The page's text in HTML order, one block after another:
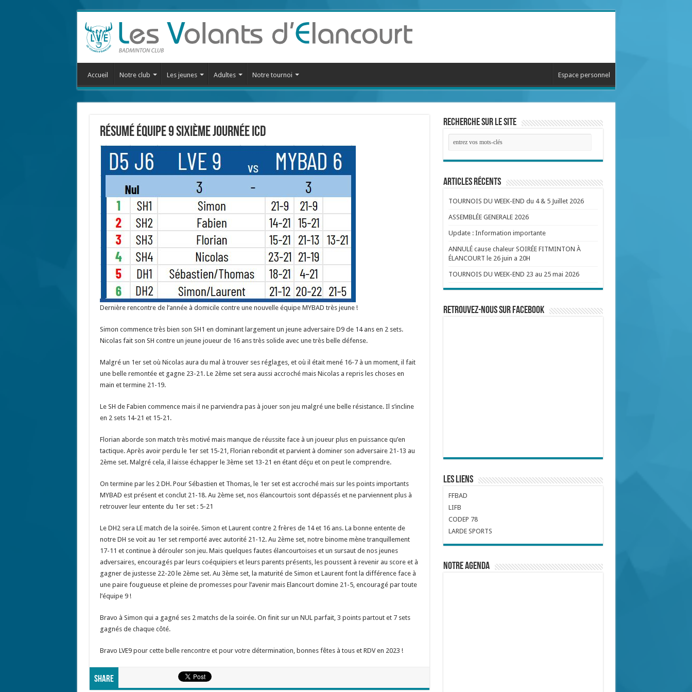
Accueil Notre club Les jeunes Adultes Notre tournoi Espace personnel
Résumé équipe 9 sixième journée ICD
Dernière rencontre de l’année à domicile contre une nouvelle équipe MYBAD très jeune !
Simon commence très bien son SH1 en dominant largement un jeune adversaire D9 de 14 ans en 2 sets.
Nicolas fait son SH contre un jeune joueur de 16 ans très solide avec une très belle défense.
Malgré un 1er set où Nicolas aura du mal à trouver ses réglages, et où il était mené 16-7 à un moment, il fait
une belle remontée et gagne 23-21. Le 2ème set sera aussi accroché mais Nicolas a repris les choses en
main et termine 21-19.
Le SH de Fabien commence mais il ne parviendra pas à jouer son jeu malgré une belle résistance. Il s’incline
en 2 sets 14-21 et 15-21.
Florian aborde son match très motivé mais manque de réussite face à un joueur plus en puissance qu’en
tactique. Après avoir perdu le 1er set 15-21, Florian rebondit et parvient à dominer son adversaire 21-13 au
2ème set. Malgré cela, il laisse échapper le 3ème set 13-21 en étant déçu et on peut le comprendre.
On termine par les 2 DH. Pour Sébastien et Thomas, le 1er set est accroché mais sur les points importants
MYBAD est présent et conclut 21-18. Au 2ème set, nos élancourtois sont dépassés et ne parviennent plus à
retrouver leur entente du 1er set : 5-21
Le DH2 sera LE match de la soirée. Simon et Laurent contre 2 frères de 14 et 16 ans. La bonne entente de
notre DH se voit au 1er set remporté avec autorité 21-12. Au 2ème set, notre binome mène tranquillement
17-11 et continue à dérouler son jeu. Mais quelques fautes élancourtoises et un sursaut de nos jeunes
adversaires, encouragés par leurs coéquipiers et leurs parents présents, les poussent à revenir au score et à
gagner de justesse 22-20 le 2ème set. Au 3ème set, la maturité de Simon et Laurent font la différence face à
une paire fougueuse et pleine de promesses pour l’avenir mais Elancourt domine 21-5, encouragé par toute
l’équipe 9 !
Bravo à Simon qui a gagné ses 2 matchs de la soirée. On finit sur un NUL parfait, 3 points partout et 7 sets
gagnés de chaque côté.
Bravo LVE9 pour cette belle rencontre et pour votre détermination, bonnes fêtes à tous et RDV en 2023 !
Share
Recherche sur le site
Articles récents
TOURNOIS DU WEEK-END du 4 & 5 Juillet 2026
ASSEMBLÉE GENERALE 2026
Update : Information importante
ANNULÉ cause chaleur SOIRÉE FITMINTON À
ÉLANCOURT le 26 juin a 20H
TOURNOIS DU WEEK-END 23 au 25 mai 2026
Retrouvez-nous sur Facebook
Les liens
FFBAD
LIFB
CODEP 78
LARDE SPORTS
Notre Agenda